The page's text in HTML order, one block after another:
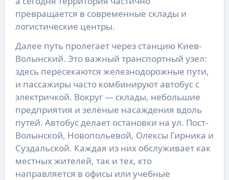
превращается в современные склады и
логистические центры.
Далее путь пролегает через станцию Киев-
Волынский. Это важный транспортный узел:
здесь пересекаются железнодорожные пути,
и пассажиры часто комбинируют автобус с
электричкой. Вокруг — склады, небольшие
предприятия и зелёные насаждения вдоль
путей. Автобус делает остановки на ул. Пост-
Волынской, Новопольевой, Олексы Гирника и
Суздальской. Каждая из них обслуживает как
местных жителей, так и тех, кто
направляется в офисы или учебные